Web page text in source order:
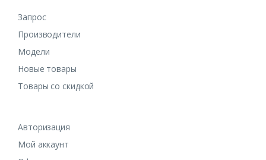
Запрос
Производители
Модели
Новые товары
Товары со скидкой
Авторизация
Мой аккаунт